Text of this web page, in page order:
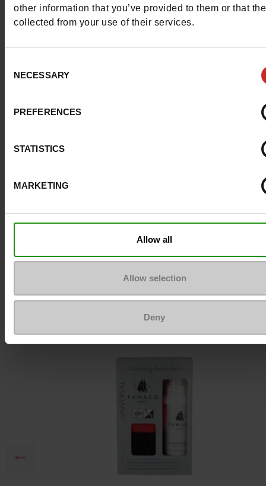
other information that you’ve provided to them or that
collected from your use of their services.
Selection
NECESSARY
PREFERENCES
STATISTICS
MARKETING
Allow all
Allow selection
Deny
Breedte van de Raad normal
Waterbestendig Neen
Eco-score
Uitneembare zool
Om ze zo goed als nieuw te houden